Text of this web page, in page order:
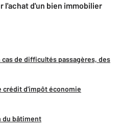
l'achat d'un bien immobilier
de difficultés passagères, des
crédit d'impôt économie
du bâtiment